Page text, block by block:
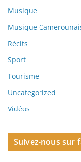
Musique
Musique
Récits
Sport
Tourisme
Uncategorized
Vidéos
Suivez-nous sur